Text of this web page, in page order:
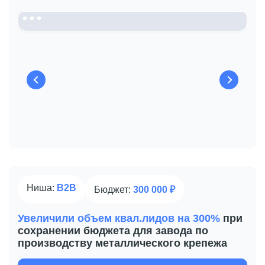
до —
до 0
После 260
Назад Вперёд
Ниша: B2B Бюджет: 300 000 ₽
Увеличили объем квал.лидов на 300% при
сохранении бюджета для завода по
производству металлического крепежа